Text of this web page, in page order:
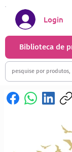
Biblioteca de
Login